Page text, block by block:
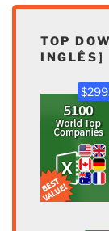
TOP
INGLÊS]